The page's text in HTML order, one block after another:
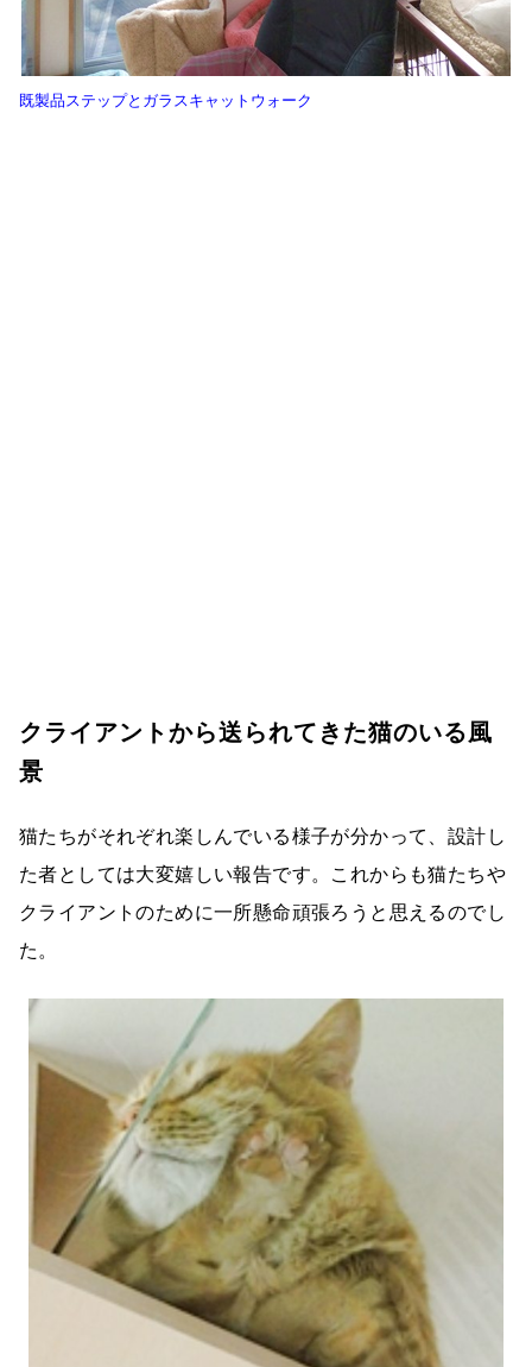
既製品ステップとガラスキャットウォーク
クライアントから送られてきた猫のいる風
景
猫たちがそれぞれ楽しんでいる様子が分かって、設計し
た者としては大変嬉しい報告です。これからも猫たちや
クライアントのために一所懸命頑張ろうと思えるのでし
た。